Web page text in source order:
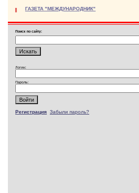
ГАЗЕТА "МЕЖДУНАРОДНИК"
Поиск по сайту:
Логин:
Пароль:
Регистрация Забыли пароль?